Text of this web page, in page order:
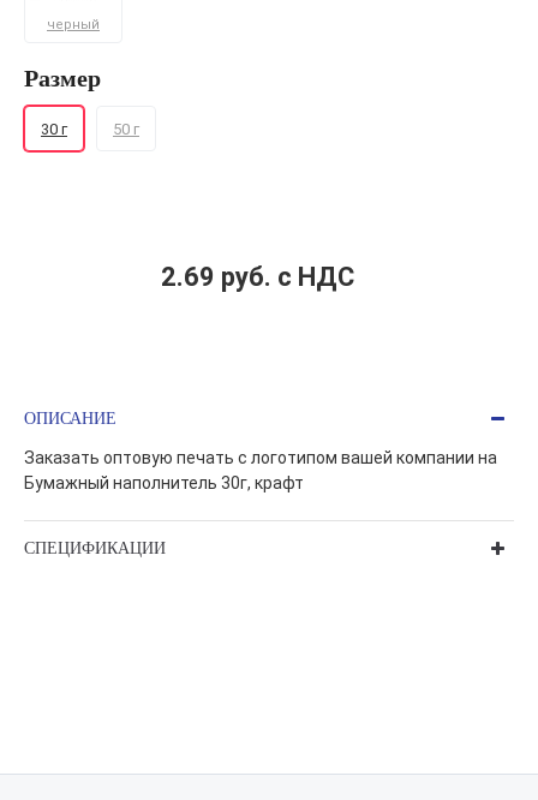
черный
Размер
30 г 50 г
2.69 руб. c НДС
ОПИСАНИЕ
Заказать оптовую печать с логотипом вашей компании на
Бумажный наполнитель 30г, крафт
СПЕЦИФИКАЦИИ